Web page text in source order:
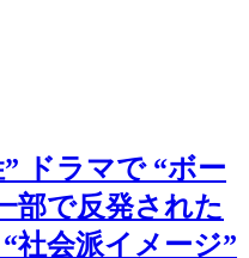
ドラマで “ボー
部で反発された
会派イメージ”